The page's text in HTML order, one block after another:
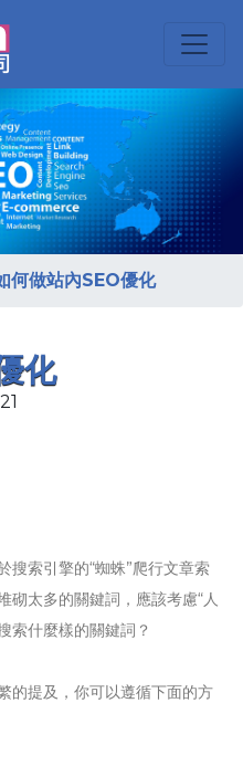
何做站內SEO優化
化
搜索引擎的“蜘蛛”爬行文章索
砌太多的關鍵詞，應該考慮“人
索什麼樣的關鍵詞？
的提及，你可以遵循下面的方